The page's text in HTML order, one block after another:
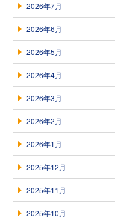
2026年7月
2026年6月
2026年5月
2026年4月
2026年3月
2026年2月
2026年1月
2025年12月
2025年11月
2025年10月